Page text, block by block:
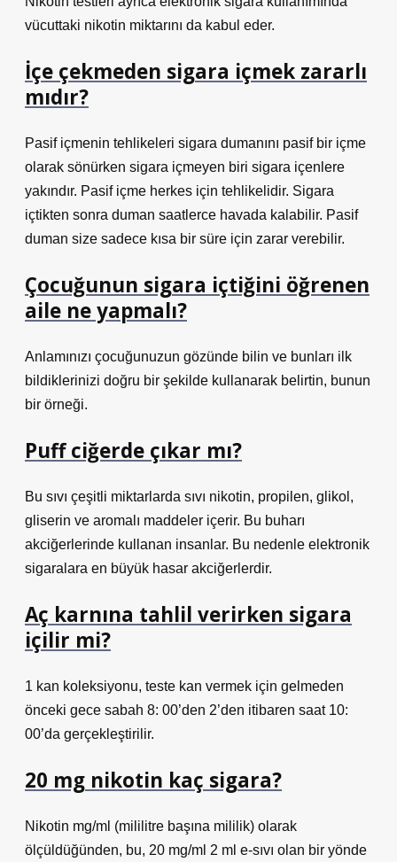
vücuttaki nikotin miktarını da kabul eder.
İçe çekmeden sigara içmek zararlı
mıdır?
Pasif içmenin tehlikeleri sigara dumanını pasif bir içme
olarak sönürken sigara içmeyen biri sigara içenlere
yakındır. Pasif içme herkes için tehlikelidir. Sigara
içtikten sonra duman saatlerce havada kalabilir. Pasif
duman size sadece kısa bir süre için zarar verebilir.
Çocuğunun sigara içtiğini öğrenen
aile ne yapmalı?
Anlamınızı çocuğunuzun gözünde bilin ve bunları ilk
bildiklerinizi doğru bir şekilde kullanarak belirtin, bunun
bir örneği.
Puff ciğerde çıkar mı?
Bu sıvı çeşitli miktarlarda sıvı nikotin, propilen, glikol,
gliserin ve aromalı maddeler içerir. Bu buharı
akciğerlerinde kullanan insanlar. Bu nedenle elektronik
sigaralara en büyük hasar akciğerlerdir.
Aç karnına tahlil verirken sigara
içilir mi?
1 kan koleksiyonu, teste kan vermek için gelmeden
önceki gece sabah 8: 00’den 2’den itibaren saat 10:
00’da gerçekleştirilir.
20 mg nikotin kaç sigara?
Nikotin mg/ml (mililitre başına mililik) olarak
ölçüldüğünden, bu, 20 mg/ml 2 ml e-sıvı olan bir yönde